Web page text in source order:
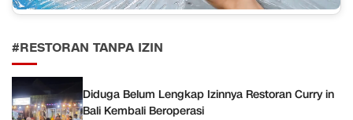
#RESTORAN TANPA IZIN
Diduga Belum Lengkap Izinnya Restoran Curry in
Bali Kembali Beroperasi